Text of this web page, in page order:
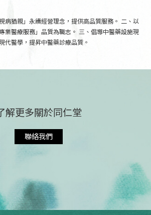
病猶親」永續經營理念，提供高品質服務。 二、以
業醫療服務」品質為職志。 三、倡導中醫藥設施現
代醫學，提昇中醫藥診療品質。
解更多關於同仁堂
聯絡我們